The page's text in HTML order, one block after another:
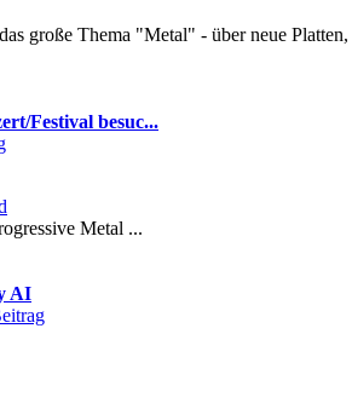
große Thema "Metal" - über neue
Festival besuc...
Metal ...
AI